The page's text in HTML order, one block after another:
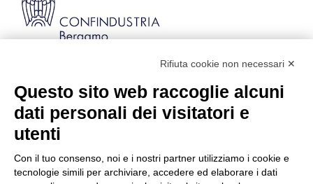
Codice Fiscale: 80021750163 | PEC:
info@pec.confindustriabergamo.it
CONFINDUSTRIA BERGAMO
Rifiuta cookie non necessari ✕
Questo sito web raccoglie alcuni
dati personali dei visitatori e
utenti
Con il tuo consenso, noi e i nostri partner utilizziamo i cookie e
tecnologie simili per archiviare, accedere ed elaborare i dati